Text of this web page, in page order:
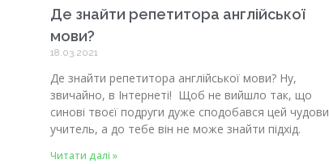
Де знайти репетитора англійської
мови?
18.03.2021
Де знайти репетитора англійської мови? Ну,
звичайно, в Інтернеті! Щоб не вийшло так, що
синові твоєї подруги дуже сподобався цей
учитель, а до тебе він не може знайти підхід.
Читати далі »